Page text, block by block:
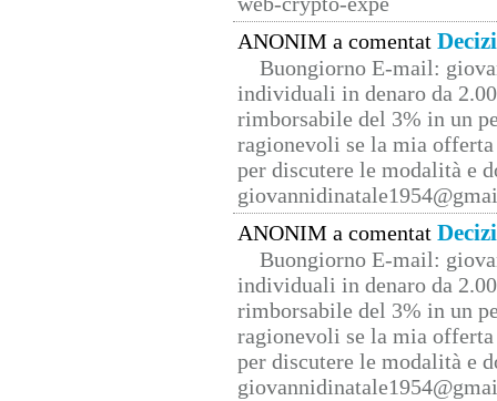
ANONIM a comentat
Buongiorno E-mail:
individuali in denaro da
rimborsabile del 3% in un
ragionevoli se la mia
per discutere le modalità e
ANONIM a comentat
Buongiorno E-mail:
individuali in denaro da
rimborsabile del 3% in un
ragionevoli se la mia
per discutere le modalità e